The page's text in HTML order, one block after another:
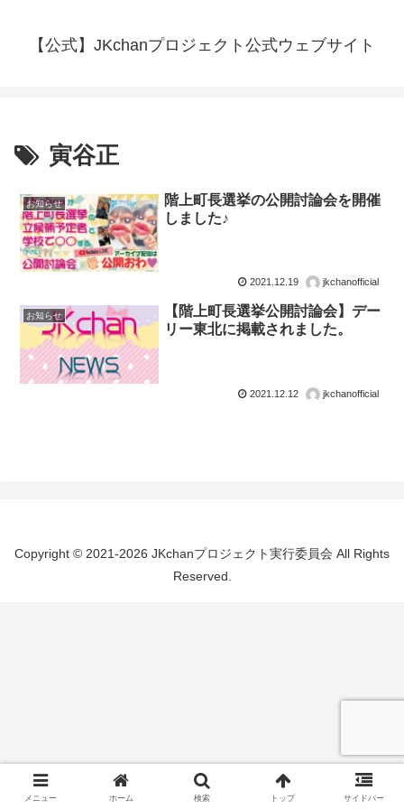
【公式】JKchanプロジェクト公式ウェブサイト
寅谷正
お知らせ
階上町長選挙の公開討論会を開催
しました♪
2021.12.19 jkchanofficial
お知らせ
【階上町長選挙公開討論会】デー
リー東北に掲載されました。
2021.12.12 jkchanofficial
Copyright © 2021-2026 JKchanプロジェクト実行委員会 All Rights
Reserved.
メニュー ホーム 検索 トップ サイドバー